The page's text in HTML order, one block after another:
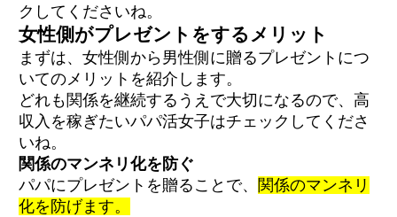
クしてくださいね。
女性側がプレゼントをするメリット
まずは、女性側から男性側に贈るプレゼントにつ
いてのメリットを紹介します。
どれも関係を継続するうえで大切になるので、高
収入を稼ぎたいパパ活女子はチェックしてくださ
いね。
関係のマンネリ化を防ぐ
パパにプレゼントを贈ることで、
関係のマンネリ
化を防げます。